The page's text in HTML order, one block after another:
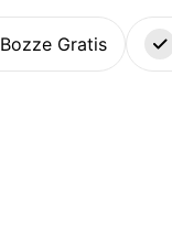
Bozze Gratis